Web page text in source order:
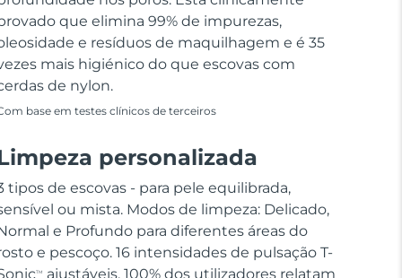
que elimina 99% de impurezas,
e resíduos de maquilhagem e é 35
mais higiénico do que escovas com
de nylon.
base em testes clínicos de terceiros
personalizada
tipos de escovas - para pele equilibrada,
ou mista. Modos de limpeza: Delicado,
e Profundo para diferentes áreas do
e pescoço. 16 intensidades de pulsação T-
TM ajustáveis. 100% dos utilizadores relatam